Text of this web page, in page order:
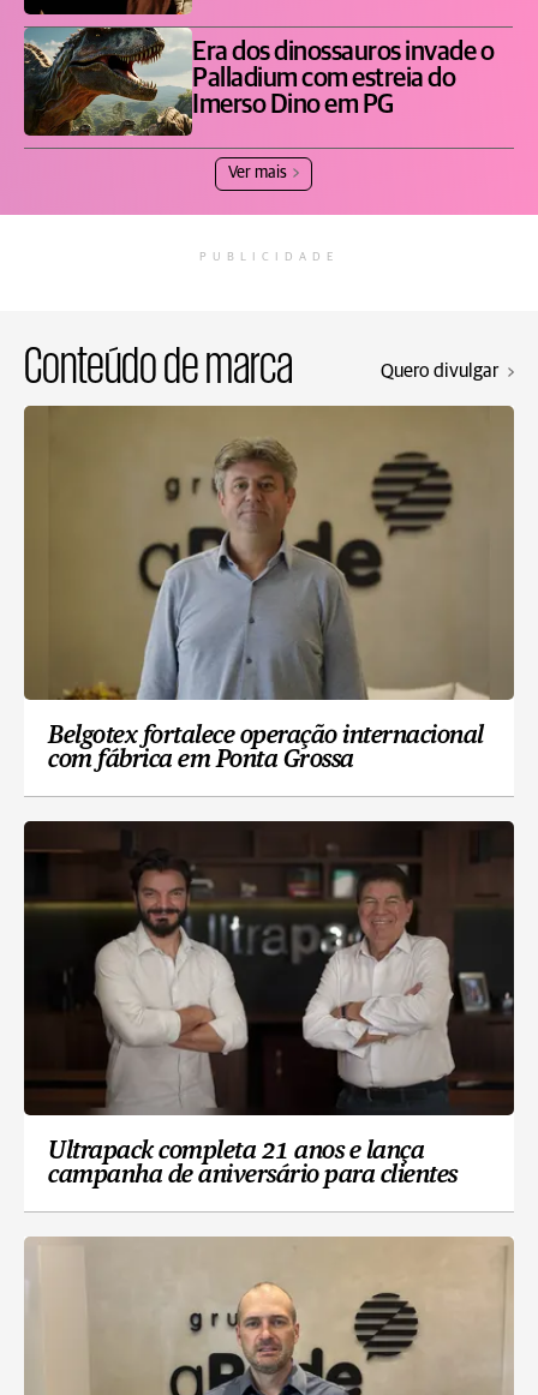
Era dos dinossauros invade o
Palladium com estreia do
Imerso Dino em PG
Ver mais
PUBLICIDADE
Conteúdo de marca Quero divulgar
Belgotex fortalece operação internacional
com fábrica em Ponta Grossa
Ultrapack completa 21 anos e lança
campanha de aniversário para clientes